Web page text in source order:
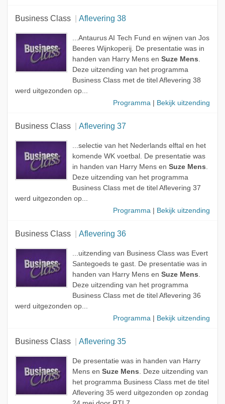
Business Class Aflevering 38
...Antaurus AI Tech Fund en wijnen van Jos
Beeres Wijnkoperij. De presentatie was in
handen van Harry Mens en Suze Mens.
Deze uitzending van het programma
Business Class met de titel Aflevering 38
werd uitgezonden op...
Programma
Bekijk uitzending
Business Class Aflevering 37
...selectie van het Nederlands elftal en het
komende WK voetbal. De presentatie was
in handen van Harry Mens en Suze Mens.
Deze uitzending van het programma
Business Class met de titel Aflevering 37
werd uitgezonden op...
Programma
Bekijk uitzending
Business Class Aflevering 36
...uitzending van Business Class was Evert
Santegoeds te gast. De presentatie was in
handen van Harry Mens en Suze Mens.
Deze uitzending van het programma
Business Class met de titel Aflevering 36
werd uitgezonden op...
Programma
Bekijk uitzending
Business Class Aflevering 35
De presentatie was in handen van Harry
Mens en Suze Mens. Deze uitzending van
het programma Business Class met de titel
Aflevering 35 werd uitgezonden op zondag